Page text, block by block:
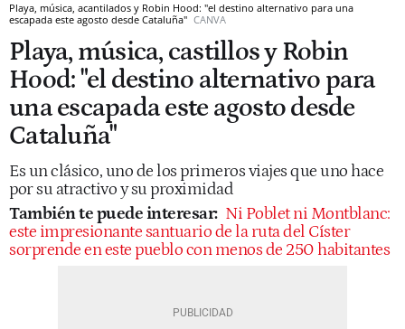
Playa, música, acantilados y Robin Hood: "el destino alternativo para una
escapada este agosto desde Cataluña" CANVA
Playa, música, castillos y Robin
Hood: "el destino alternativo para
una escapada este agosto desde
Cataluña"
Es un clásico, uno de los primeros viajes que uno hace
por su atractivo y su proximidad
También te puede interesar: Ni Poblet ni Montblanc:
este impresionante santuario de la ruta del Císter
sorprende en este pueblo con menos de 250 habitantes